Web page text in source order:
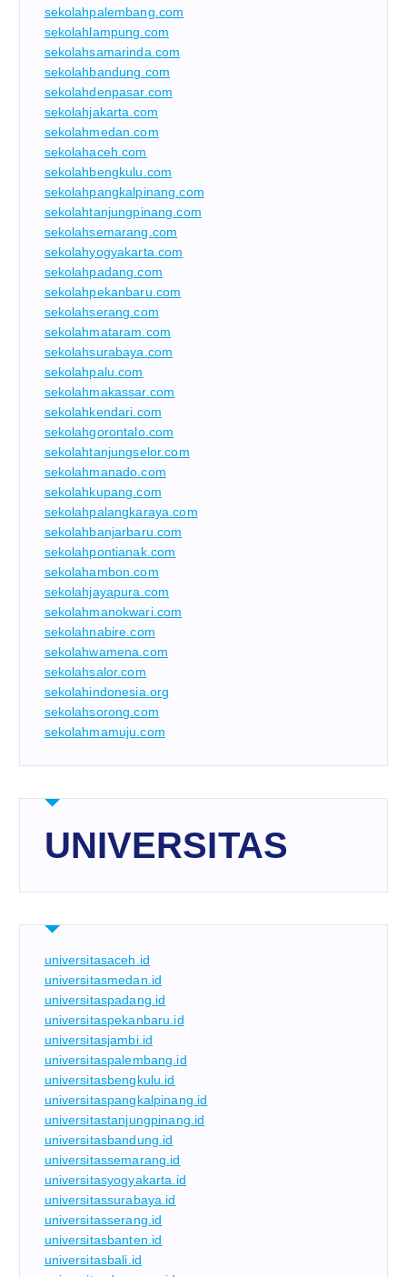
sekolahpalembang.com
sekolahlampung.com
sekolahsamarinda.com
sekolahbandung.com
sekolahdenpasar.com
sekolahjakarta.com
sekolahmedan.com
sekolahaceh.com
sekolahbengkulu.com
sekolahpangkalpinang.com
sekolahtanjungpinang.com
sekolahsemarang.com
sekolahyogyakarta.com
sekolahpadang.com
sekolahpekanbaru.com
sekolahserang.com
sekolahmataram.com
sekolahsurabaya.com
sekolahpalu.com
sekolahmakassar.com
sekolahkendari.com
sekolahgorontalo.com
sekolahtanjungselor.com
sekolahmanado.com
sekolahkupang.com
sekolahpalangkaraya.com
sekolahbanjarbaru.com
sekolahpontianak.com
sekolahambon.com
sekolahjayapura.com
sekolahmanokwari.com
sekolahnabire.com
sekolahwamena.com
sekolahsalor.com
sekolahindonesia.org
sekolahsorong.com
sekolahmamuju.com
UNIVERSITAS
universitasaceh.id
universitasmedan.id
universitaspadang.id
universitaspekanbaru.id
universitasjambi.id
universitaspalembang.id
universitasbengkulu.id
universitaspangkalpinang.id
universitastanjungpinang.id
universitasbandung.id
universitassemarang.id
universitasyogyakarta.id
universitassurabaya.id
universitasserang.id
universitasbanten.id
universitasbali.id